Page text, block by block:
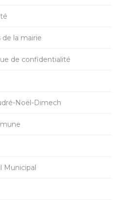
de la mairie
de confidentialité
Noël-Dimech
Municipal